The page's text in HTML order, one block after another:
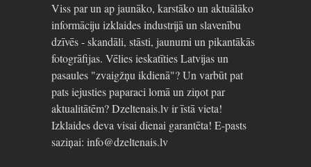
Viss par un ap jaunāko, karstāko un aktuālāko
informāciju izklaides industrijā un slavenību
dzīvēs - skandāli, stāsti, jaunumi un pikantākās
fotogrāfijas. Vēlies ieskatīties Latvijas un
pasaules "zvaigžņu ikdienā"? Un varbūt pat
pats iejusties paparaci lomā un ziņot par
aktualitātēm? Dzeltenais.lv ir īstā vieta!
Izklaides deva visai dienai garantēta! E-pasts
saziņai: info@dzeltenais.lv